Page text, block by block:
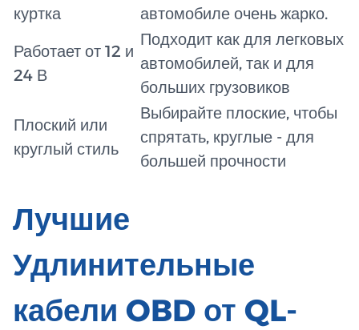
куртка
автомобиле очень жарко.
Работает от 12 и
24 В
Подходит как для легковых
автомобилей, так и для
больших грузовиков
Плоский или
круглый стиль
Выбирайте плоские, чтобы
спрятать, круглые - для
большей прочности
Лучшие
Удлинительные
кабели OBD от QL-